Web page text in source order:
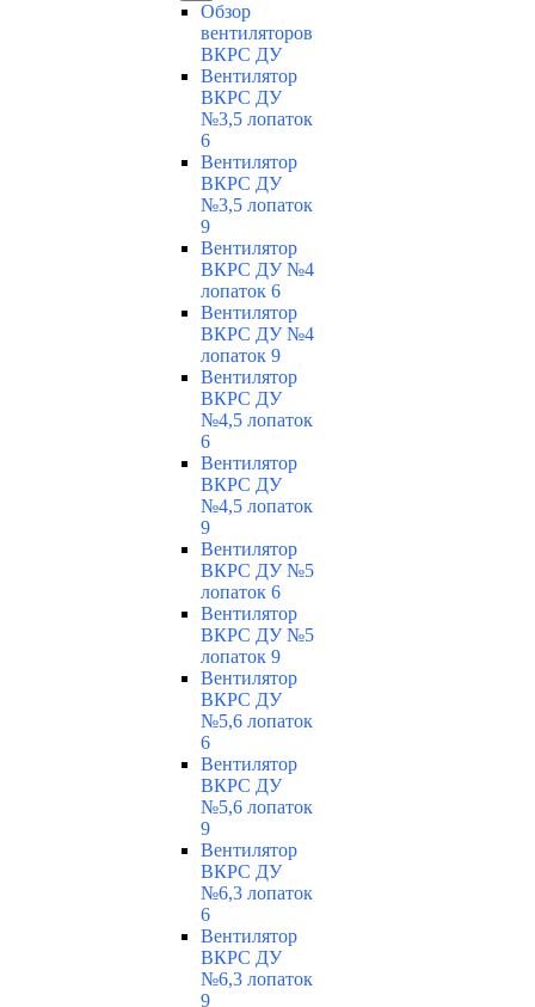
Обзор
вентиляторов
ВКРС ДУ
Вентилятор
ВКРС ДУ
№3,5 лопаток
6
Вентилятор
ВКРС ДУ
№3,5 лопаток
9
Вентилятор
ВКРС ДУ №4
лопаток 6
Вентилятор
ВКРС ДУ №4
лопаток 9
Вентилятор
ВКРС ДУ
№4,5 лопаток
6
Вентилятор
ВКРС ДУ
№4,5 лопаток
9
Вентилятор
ВКРС ДУ №5
лопаток 6
Вентилятор
ВКРС ДУ №5
лопаток 9
Вентилятор
ВКРС ДУ
№5,6 лопаток
6
Вентилятор
ВКРС ДУ
№5,6 лопаток
9
Вентилятор
ВКРС ДУ
№6,3 лопаток
6
Вентилятор
ВКРС ДУ
№6,3 лопаток
9